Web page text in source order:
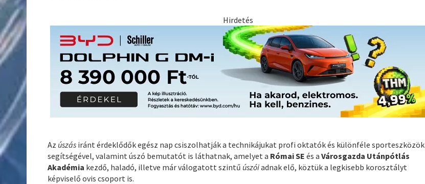
Hirdetés
Az úszás iránt érdeklődők egész nap csiszolhatják a technikájukat profi oktatók és különféle sporteszközök
segítségével, valamint úszó bemutatót is láthatnak, amelyet a Római SE és aVárosgazda Utánpótlás
Akadémia kezdő, haladó, illetve már válogatott szintű úszóiadnak elő, köztük a legkisebb korosztályt
képviselő ovis csoport is.